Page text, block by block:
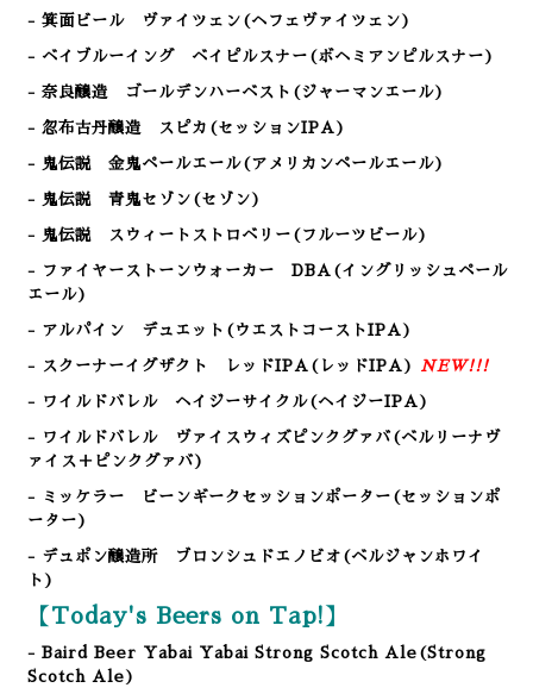
- 箕面ビール ヴァイツェン(ヘフェヴァイツェン)
- ベイブルーイング ベイピルスナー(ボヘミアンピルスナー)
- 奈良醸造 ゴールデンハーベスト(ジャーマンエール)
- 忽布古丹醸造 スピカ (セッションIPA)
- 鬼伝説 金鬼ペールエール(アメリカンペールエール)
- 鬼伝説 青鬼セゾン(セゾン)
- 鬼伝説 スウィートストロベリー(フルーツビール)
- ファイヤーストーンウォーカー DBA(イングリッシュペール
エール)
- アルパイン デュエット(ウエストコーストIPA)
- スクーナーイグザクト レッドIPA(レッドIPA) NEW!!!
- ワイルドバレル ヘイジーサイクル(ヘイジーIPA)
- ワイルドバレル ヴァイスウィズピンクグァバ(ベルリーナヴ
ァイス＋ピンクグァバ)
- ミッケラー ビーンギークセッションポーター(セッションポ
ーター)
- デュポン醸造所 ブロンシュドエノビオ(ベルジャンホワイ
ト)
【Today's Beers on Tap!】
- Baird Beer Yabai Yabai Strong Scotch Ale (Strong
Scotch Ale)